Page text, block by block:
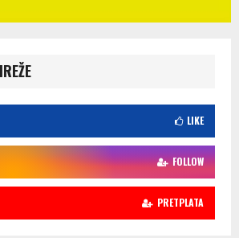
LIKE
FOLLOW
PRETPLATA